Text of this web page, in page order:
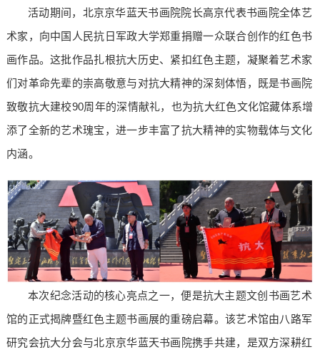
活动期间，北京京华蓝天书画院院长高京代表书画院全体艺
术家，向中国人民抗日军政大学郑重捐赠一众联合创作的红色书
画作品。这批作品扎根抗大历史、紧扣红色主题，凝聚着艺术家
们对革命先辈的崇高敬意与对抗大精神的深刻体悟，既是书画院
致敬抗大建校90周年的深情献礼，也为抗大红色文化馆藏体系增
添了全新的艺术瑰宝，进一步丰富了抗大精神的实物载体与文化
内涵。
本次纪念活动的核心亮点之一，便是抗大主题文创书画艺术
馆的正式揭牌暨红色主题书画展的重磅启幕。该艺术馆由八路军
研究会抗大分会与北京京华蓝天书画院携手共建，是双方深耕红